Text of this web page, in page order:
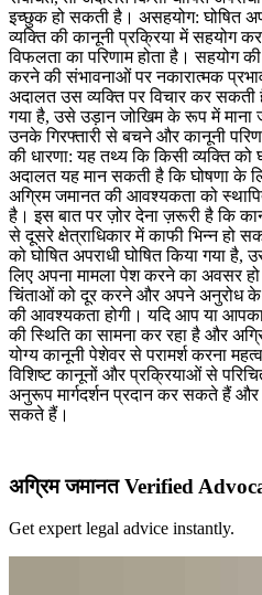
इच्छुक हो सकती है। असहयोग: घोषित
व्यक्ति की कानूनी प्रक्रिया में सहयोग
विफलता का परिणाम होता है। सहयोग
करने की संभावनाओं पर नकारात्मक
अदालत उस व्यक्ति पर विचार कर सकती
गया है, उसे उड़ान जोखिम के रूप में माना
उनके गिरफ्तारी से बचने और कानूनी
की धारणा: यह तथ्य कि किसी व्यक्ति को
अदालत यह मान सकती है कि घोषणा के
अग्रिम जमानत की आवश्यकता को
है। इस बात पर ज़ोर देना ज़रूरी है कि
से दूसरे क्षेत्राधिकार में काफी भिन्न हो
को घोषित अपराधी घोषित किया गया
लिए अपना मामला पेश करने का अवसर
चिंताओं को दूर करने और अपने अनुरोध
की आवश्यकता होगी। यदि आप या आपका
की स्थिति का सामना कर रहा है और
योग्य कानूनी पेशेवर से परामर्श करना
विशिष्ट कानूनों और प्रक्रियाओं से
अनुरूप मार्गदर्शन प्रदान कर सकते हैं और
सकते हैं।
अग्रिम जमानत Verified
Get expert legal advice instantly.